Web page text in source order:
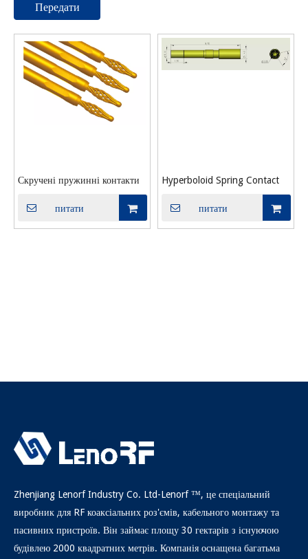
Передати
Скручені пружинні контакти
питати
Hyperboloid Spring Contact
питати
Zhenjiang Lenorf Industry Co. Ltd-Lenorf ™, це спеціальний
виробник для RF коаксіальних роз'ємів, кабельного монтажу та
пасивних пристроїв. Він займає площу 30 гектарів з існуючою
будівлею 2000 квадратних метрів. Компанія оснащена багатьма